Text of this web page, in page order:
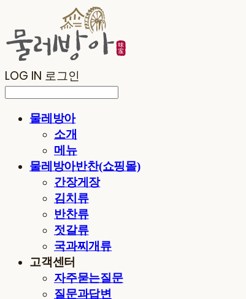
LOG IN 로그인
물레방아
소개
메뉴
물레방아반찬(쇼핑몰)
간장게장
김치류
반찬류
젓갈류
국과찌개류
고객센터
자주묻는질문
질문과답변